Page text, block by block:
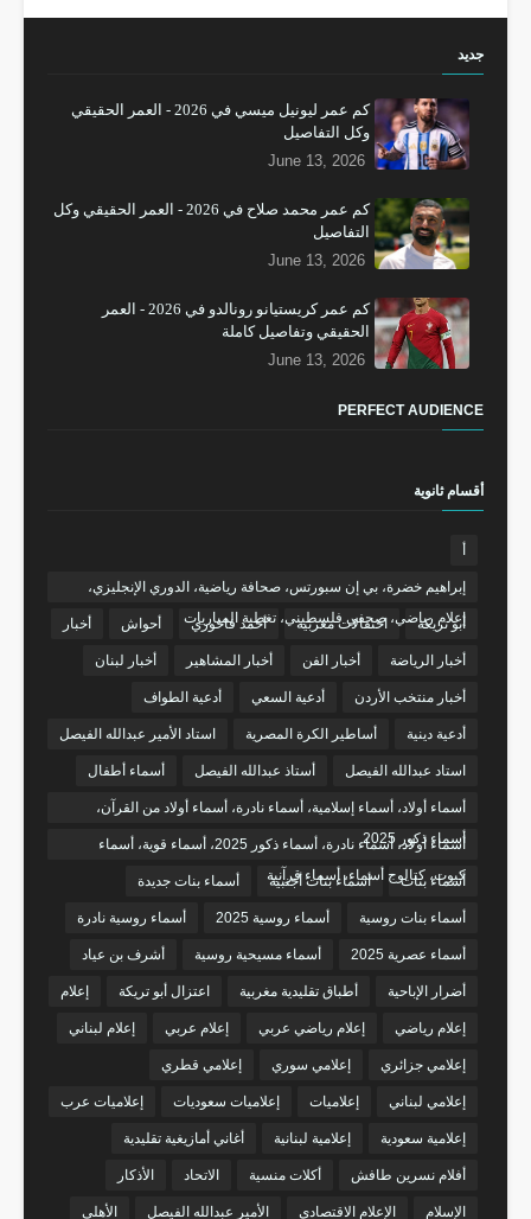
جديد
كم عمر ليونيل ميسي في 2026 - العمر الحقيقي
وكل التفاصيل
June 13, 2026
كم عمر محمد صلاح في 2026 - العمر الحقيقي وكل
التفاصيل
June 13, 2026
كم عمر كريستيانو رونالدو في 2026 - العمر
الحقيقي وتفاصيل كاملة
June 13, 2026
PERFECT AUDIENCE
أقسام ثانوية
إبراهيم خضرة، بي إن سبورتس، صحافة رياضية، الدوري الإنجليزي،
إعلام رياضي، صحفي فلسطيني، تغطية المباريات
أبو تريكة احتفالات مغربية أحمد فاخوري أحواش أخبار
أخبار الرياضة أخبار الفن أخبار المشاهير أخبار لبنان
أخبار منتخب الأردن أدعية السعي أدعية الطواف
أدعية دينية أساطير الكرة المصرية استاد الأمير عبدالله الفيصل
استاد عبدالله الفيصل أستاذ عبدالله الفيصل أسماء أطفال
أسماء أولاد، أسماء إسلامية، أسماء نادرة، أسماء أولاد من القرآن،
أسماء ذكور 2025
أسماء أولاد، أسماء نادرة، أسماء ذكور 2025، أسماء قوية، أسماء
كيوت، كتالوج أسماء، أسماء قرآنية
أسماء بنات أسماء بنات أجنبية أسماء بنات جديدة
أسماء بنات روسية أسماء روسية 2025 أسماء روسية نادرة
أسماء عصرية 2025 أسماء مسيحية روسية أشرف بن عياد
أضرار الإباحية أطباق تقليدية مغربية اعتزال أبو تريكة إعلام
إعلام رياضي إعلام رياضي عربي إعلام عربي إعلام لبناني
إعلامي جزائري إعلامي سوري إعلامي قطري
إعلامي لبناني إعلاميات إعلاميات سعوديات إعلاميات عرب
إعلامية سعودية إعلامية لبنانية أغاني أمازيغية تقليدية
أفلام نسرين طافش أكلات منسية الاتحاد الأذكار
الإسلام الإعلام الاقتصادي الأمير عبدالله الفيصل الأهلي